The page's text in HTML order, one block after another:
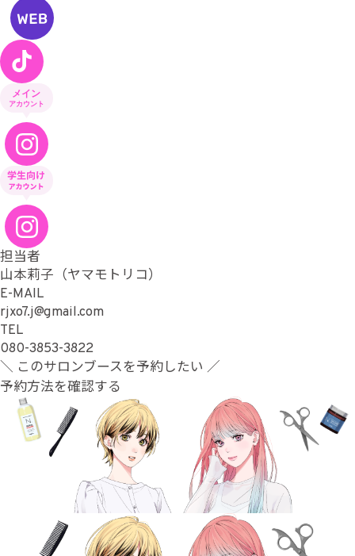
担当者
山本莉子（ヤマモトリコ）
E-MAIL
rjxo7.j@gmail.com
TEL
080-3853-3822
＼ このサロンブースを予約したい ／
予約方法を確認する